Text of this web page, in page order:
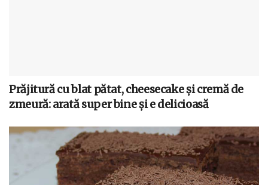
Prăjitură cu blat pătat, cheesecake și cremă de
zmeură: arată super bine și e delicioasă